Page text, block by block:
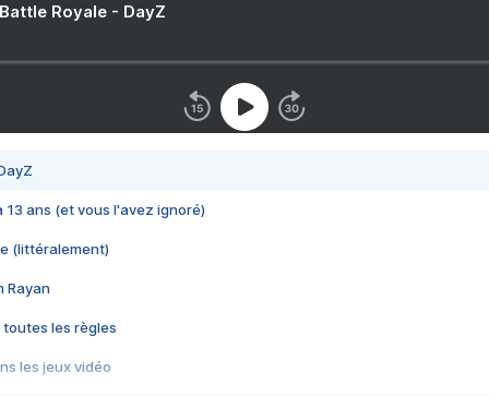
Royale - DayZ
13 ans (et vous l'avez ignoré)
(littéralement)
Rayan
toutes les règles
les jeux vidéo